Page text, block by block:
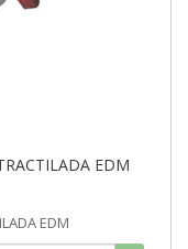
EDM
EDM